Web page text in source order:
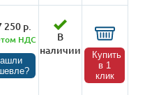
250 р.
НДС
В
наличии
Купить
в 1
клик